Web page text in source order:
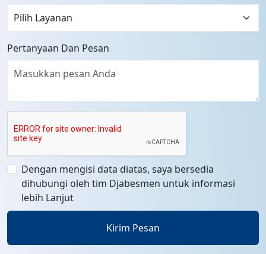
Pertanyaan Dan Pesan
Dengan mengisi data diatas, saya bersedia
dihubungi oleh tim Djabesmen untuk informasi
lebih Lanjut
Kirim Pesan